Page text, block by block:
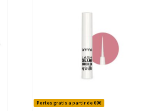
Portes gratis a partir de 69€